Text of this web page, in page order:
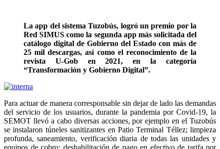
La app del sistema Tuzobús, logró un premio por la
Red SIMUS como la segunda app más solicitada del
catálogo digital de Gobierno del Estado con más de
25 mil descargas, así como el reconocimiento de la
revista U-Gob en 2021, en la categoría
“Transformación y Gobierno Digital”.
Para actuar de manera corresponsable sin dejar de lado las demandas
del servicio de los usuarios, durante la pandemia por Covid-19, la
SEMOT llevó a cabo diversas acciones, por ejemplo en el Tuzobús
se instalaron túneles sanitizantes en Patio Terminal Téllez; limpieza
profunda, saneamiento, verificación diaria de todas las unidades y
equipos de cobro; deshabilitación de pago en efectivo de tarifa por